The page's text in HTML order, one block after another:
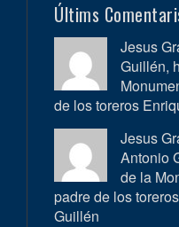
Últims
Jesus
Guillén,
de los toreros
Jesus
Antonio
de la
padre de los
Guillén